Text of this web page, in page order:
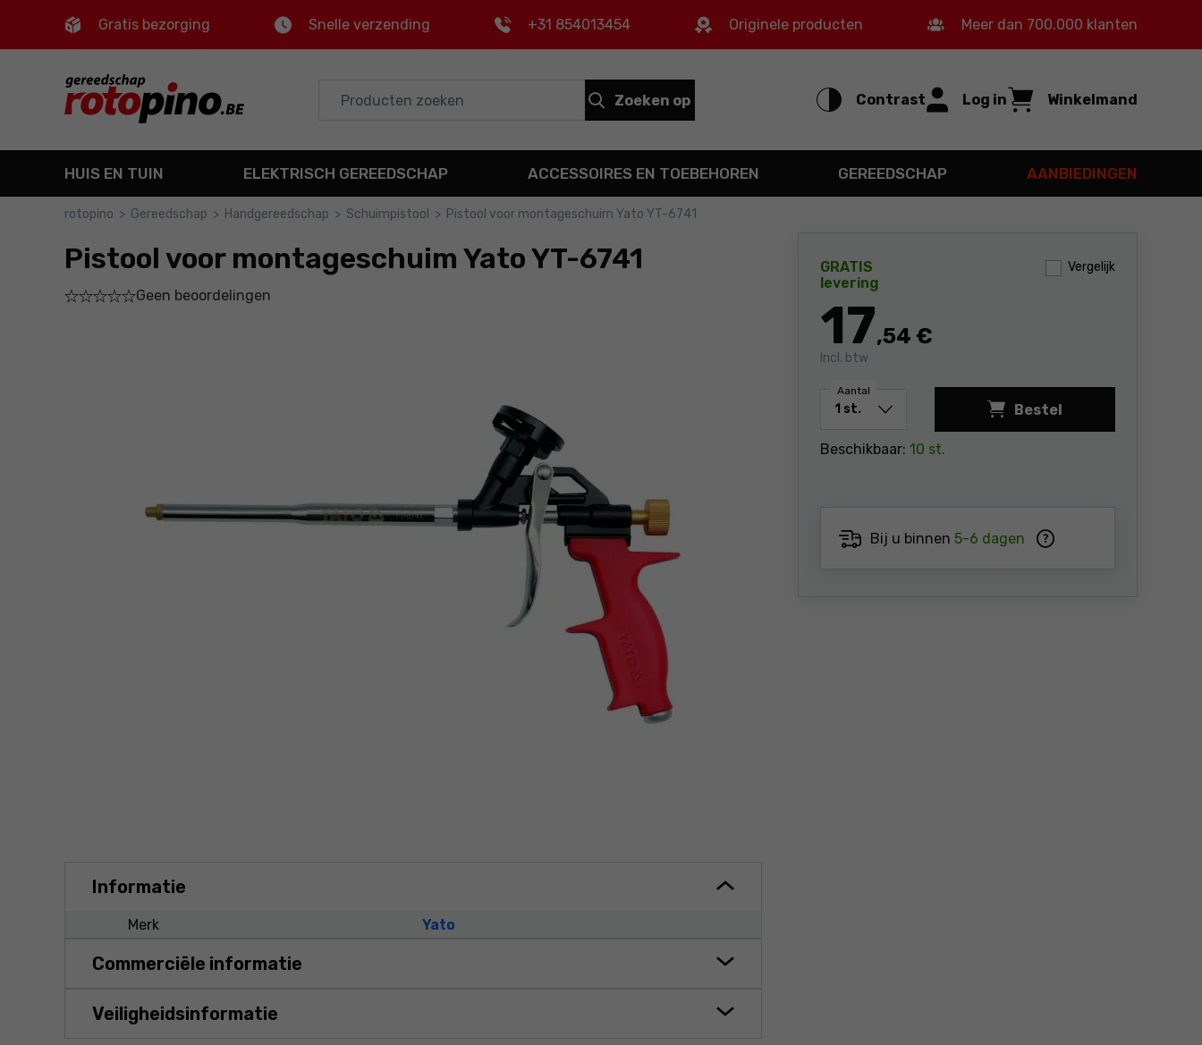
Control M
Hoofdmenu
Bestel
Gratis bezorging Snelle verzending +31 854013454 Originele producten Meer dan 700.000 klanten
Zoeken op Contrast Log in Winkelmand
HUIS EN TUIN ELEKTRISCH GEREEDSCHAP ACCESSOIRES EN TOEBEHOREN GEREEDSCHAP AANBIEDINGEN
rotopino > Gereedschap > Handgereedschap > Schuimpistool > Pistool voor montageschuim Yato YT-6741
Pistool voor montageschuim Yato YT-6741
Geen beoordelingen
GRATIS
levering
Vergelijk
17,54 €
Incl. btw
Aantal
Bestel
Pistool voor
Beschikbaar: 10 st.
Bij u binnen 5-6 dagen
Informatie
Merk Yato
Commerciële informatie
Veiligheidsinformatie